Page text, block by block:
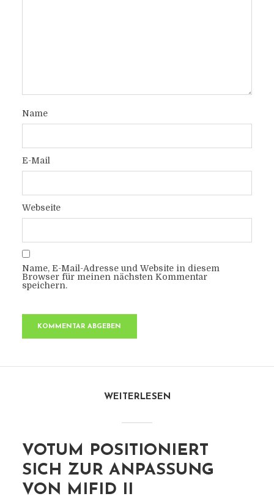
Name
E-Mail
Webseite
Name, E-Mail-Adresse und Website in diesem
Browser für meinen nächsten Kommentar
speichern.
WEITERLESEN
VOTUM POSITIONIERT
SICH ZUR ANPASSUNG
VON MIFID II